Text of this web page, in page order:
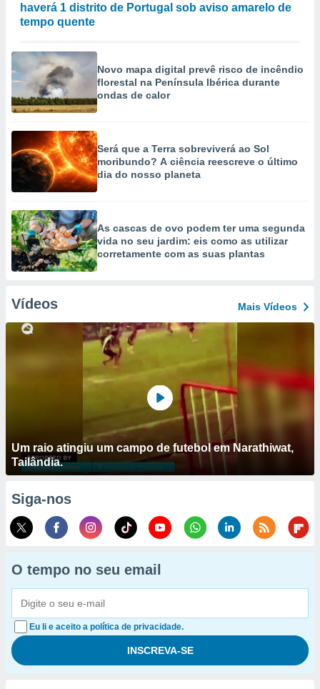
haverá 1 distrito de Portugal sob aviso amarelo de
tempo quente
Novo mapa digital prevê risco de incêndio
florestal na Península Ibérica durante
ondas de calor
Será que a Terra sobreviverá ao Sol
moribundo? A ciência reescreve o último
dia do nosso planeta
As cascas de ovo podem ter uma segunda
vida no seu jardim: eis como as utilizar
corretamente com as suas plantas
Vídeos Mais Vídeos
Um raio atingiu um campo de futebol em Narathiwat,
Tailândia.
Siga-nos
O tempo no seu email
Eu li e aceito a política de privacidade.